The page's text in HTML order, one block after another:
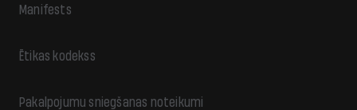
Manifests
Ētikas kodekss
Pakalpojumu sniegšanas noteikumi